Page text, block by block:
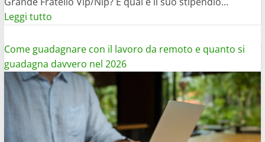
Leggi tuttoLeggi
più
su
Quanto
guadagna
Cesara
Buonamici
al
Come guadagnare con il lavoro da remoto e quanto si
guadagna davvero nel 2026